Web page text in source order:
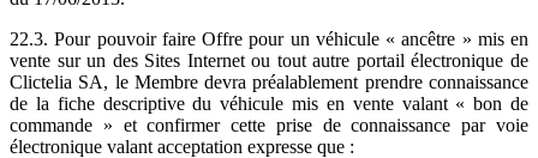
22.3. Pour pouvoir faire Offre pour un véhicule « ancêtre » mis en
vente sur un des Sites Internet ou tout autre portail électronique de
Clictelia SA, le Membre devra préalablement prendre connaissance
de la fiche descriptive du véhicule mis en vente valant « bon de
commande » et confirmer cette prise de connaissance par voie
électronique valant acceptation expresse que :